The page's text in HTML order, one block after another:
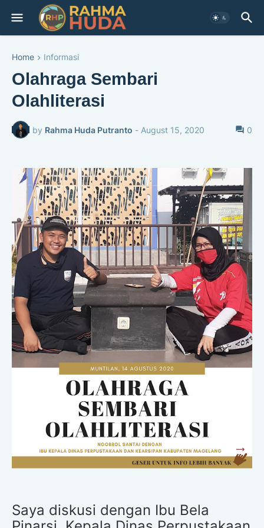
Home Informasi
Olahraga Sembari
Olahliterasi
by Rahma Huda Putranto - August 15, 2020 0
Saya diskusi dengan Ibu Bela